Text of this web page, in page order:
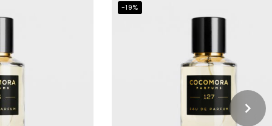
-19%